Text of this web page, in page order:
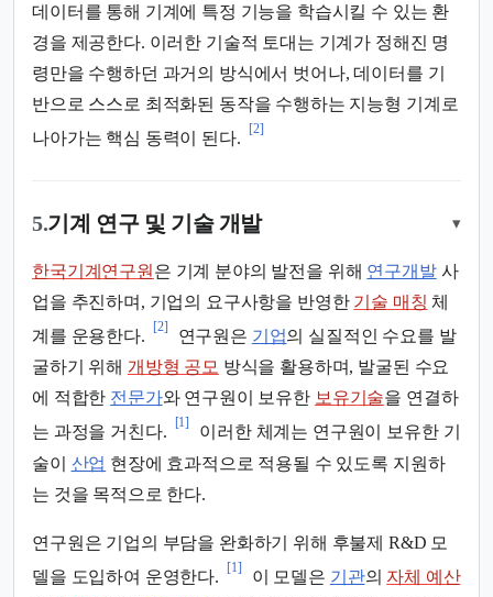
데이터를 통해 기계에 특정 기능을 학습시킬 수 있는 환
경을 제공한다. 이러한 기술적 토대는 기계가 정해진 명
령만을 수행하던 과거의 방식에서 벗어나, 데이터를 기
반으로 스스로 최적화된 동작을 수행하는 지능형 기계로
나아가는 핵심 동력이 된다.
[2]
5.기계 연구 및 기술 개발 ▾
한국기계연구원 은 기계 분야의 발전을 위해 연구개발사
업을 추진하며, 기업의 요구사항을 반영한 기술 매칭 체
계를 운용한다.
[2]
연구원은 기업의 실질적인 수요를 발
굴하기 위해 개방형 공모 방식을 활용하며, 발굴된 수요
에 적합한 전문가와 연구원이 보유한 보유기술을 연결하
는 과정을 거친다.
[1]
이러한 체계는 연구원이 보유한 기
술이 산업 현장에 효과적으로 적용될 수 있도록 지원하
는 것을 목적으로 한다.
연구원은 기업의 부담을 완화하기 위해 후불제 R&D 모
델을 도입하여 운영한다.
[1]
이 모델은 기관의 자체 예산